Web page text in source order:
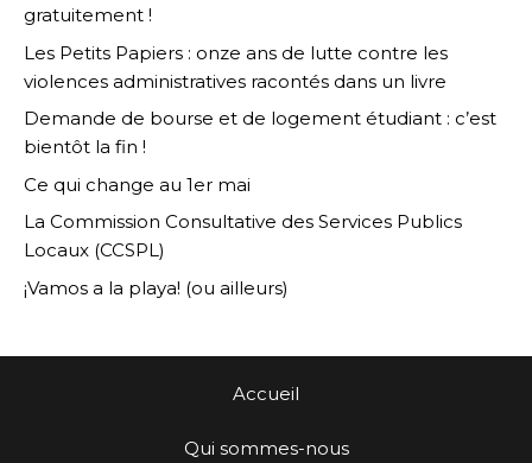
gratuitement !
Les Petits Papiers : onze ans de lutte contre les
violences administratives racontés dans un livre
Demande de bourse et de logement étudiant : c’est
bientôt la fin !
Ce qui change au 1er mai
La Commission Consultative des Services Publics
Locaux (CCSPL)
¡Vamos a la playa! (ou ailleurs)
Accueil
Qui sommes-nous